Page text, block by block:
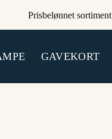
Prisbelønnet sortiment
GAVEKORT